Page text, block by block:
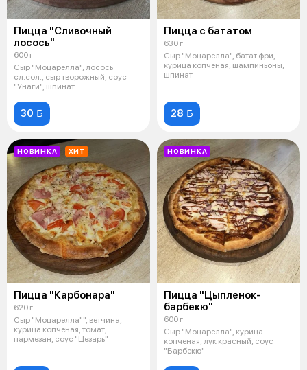
Пицца "Сливочный
лосось"
600 г
Сыр "Моцарелла", лосось
сл.сол., сыр творожный, соус
"Унаги", шпинат
30 
Пицца с бататом
630 г
Сыр "Моцарелла", батат фри,
курица копченая, шампиньоны,
шпинат
28 
НОВИНКА ХИТ
Пицца "Карбонара"
620 г
Сыр "Моцарелла"", ветчина,
курица копченая, томат,
пармезан, соус "Цезарь"
НОВИНКА
Пицца "Цыпленок-
барбекю"
600 г
Сыр "Моцарелла", курица
копченая, лук красный, соус
"Барбекю"